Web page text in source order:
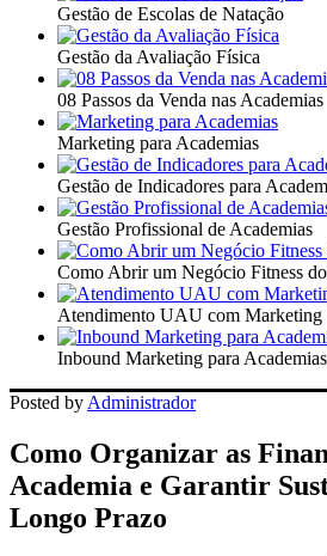
Gestão de Escolas de Natação
Gestão da Avaliação Física
08 Passos da Venda nas Academias
Marketing para Academias
Gestão de Indicadores para
Gestão Profissional de Academias
Como Abrir um Negócio Fitness
Atendimento UAU com Marketing
Inbound Marketing para Academias
Posted by Administrador
Como Organizar as
Academia e Garantir
Longo Prazo